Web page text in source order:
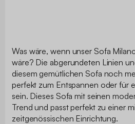
Was wäre, wenn unser Sofa
wäre? Die abgerundeten Linien
diesem gemütlichen Sofa noch
perfekt zum Entspannen oder für
sein. Dieses Sofa mit seinen
Trend und passt perfekt zu einer
zeitgenössischen Einrichtung.